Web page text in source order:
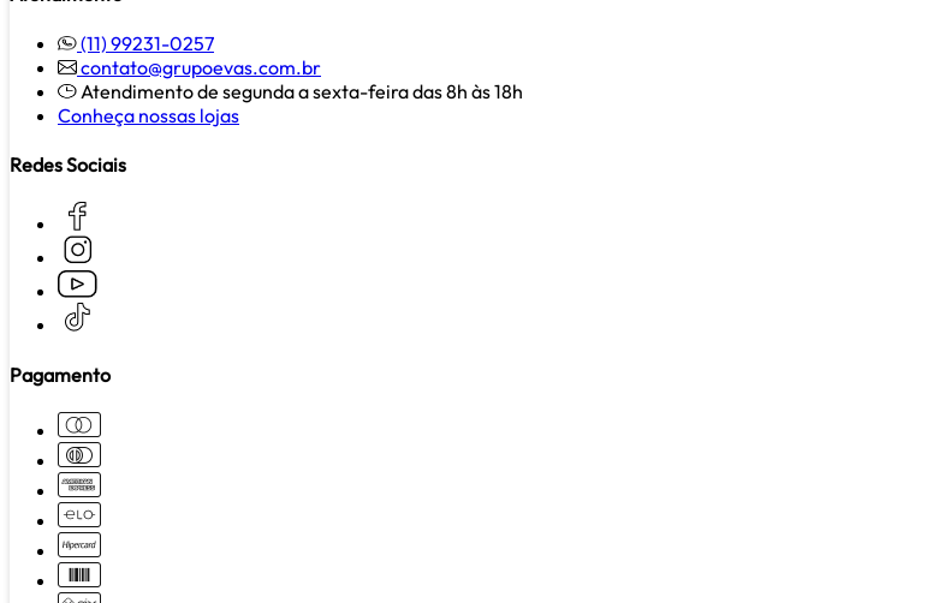
(11) 99231-0257
contato@grupoevas.com.br
Atendimento de segunda a sexta-feira das 8h às 18h
Conheça nossas lojas
Redes Sociais
Pagamento